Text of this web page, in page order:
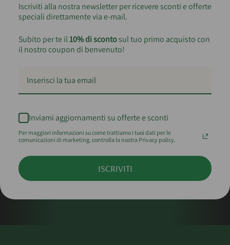
Iscriviti alla nostra newsletter per ricevere sconti e offerte
speciali direttamente via e-mail.
Subito per te il10% di scontosul tuo primo acquisto con
il nostro coupon di benvenuto!
Inviami aggiornamenti su offerte e sconti
Per maggiori informazioni su come trattiamo i tuoi dati per le
comunicazioni di marketing, controlla la nostra Privacy policy.
ISCRIVITI